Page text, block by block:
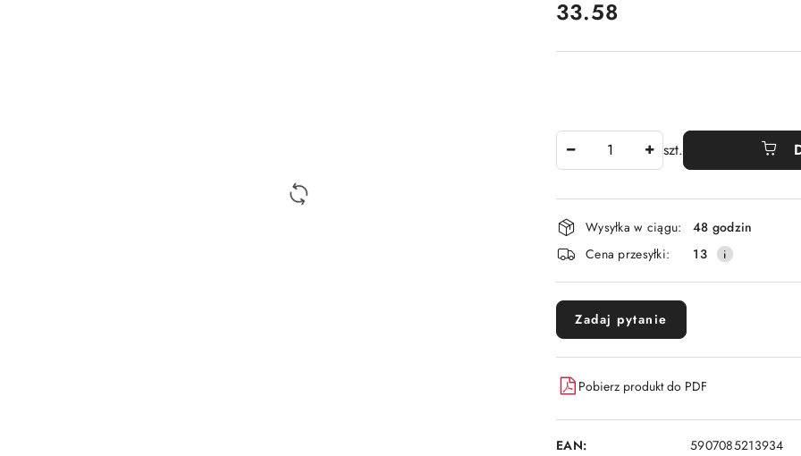
cena:
33.58
szt.
Dostępność
i
dostawa
Wysyłka w ciągu:
48 godzin
Cena przesyłki:
13
Zadaj pytanie
Pobierz produkt do PDF
EAN: 5907085213934